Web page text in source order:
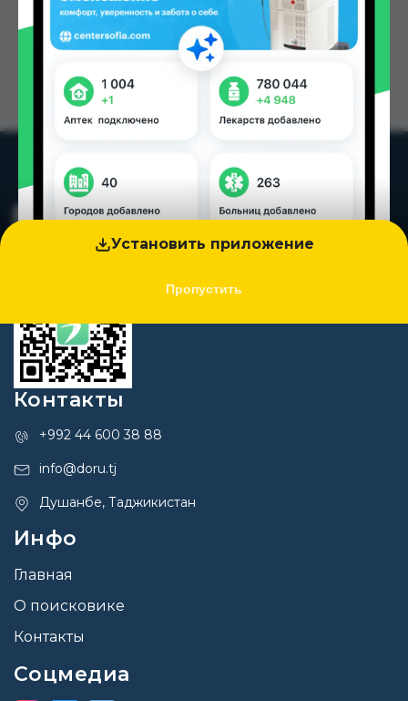
Установить приложение
Пропустить
Контакты
+992 44 600 38 88
info@doru.tj
Душанбе, Таджикистан
Инфо
Главная
О поисковике
Контакты
Соцмедиа